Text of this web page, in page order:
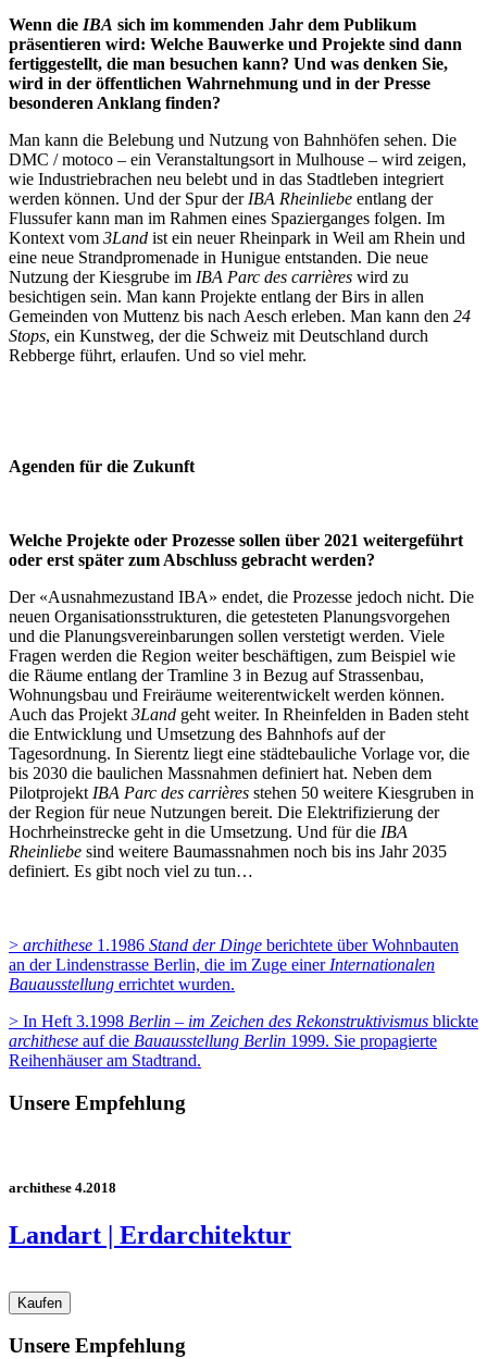
Wenn die IBA sich im kommenden Jahr dem Publikum
präsentieren wird: Welche Bauwerke und Projekte sind dann
fertiggestellt, die man besuchen kann? Und was denken Sie,
wird in der öffentlichen Wahrnehmung und in der Presse
besonderen Anklang finden?
Man kann die Belebung und Nutzung von Bahnhöfen sehen. Die
DMC / motoco – ein Veranstaltungsort in Mulhouse – wird zeigen,
wie Industriebrachen neu belebt und in das Stadtleben integriert
werden können. Und der Spur der IBA Rheinliebe entlang der
Flussufer kann man im Rahmen eines Spazierganges folgen. Im
Kontext vom 3Land ist ein neuer Rheinpark in Weil am Rhein und
eine neue Strandpromenade in Hunigue entstanden. Die neue
Nutzung der Kiesgrube im IBA Parc des carrières wird zu
besichtigen sein. Man kann Projekte entlang der Birs in allen
Gemeinden von Muttenz bis nach Aesch erleben. Man kann den 24
Stops, ein Kunstweg, der die Schweiz mit Deutschland durch
Rebberge führt, erlaufen. Und so viel mehr.
Agenden für die Zukunft
Welche Projekte oder Prozesse sollen über 2021 weitergeführt
oder erst später zum Abschluss gebracht werden?
Der «Ausnahmezustand IBA» endet, die Prozesse jedoch nicht. Die
neuen Organisationsstrukturen, die getesteten Planungsvorgehen
und die Planungsvereinbarungen sollen verstetigt werden. Viele
Fragen werden die Region weiter beschäftigen, zum Beispiel wie
die Räume entlang der Tramline 3 in Bezug auf Strassenbau,
Wohnungsbau und Freiräume weiterentwickelt werden können.
Auch das Projekt 3Land geht weiter. In Rheinfelden in Baden steht
die Entwicklung und Umsetzung des Bahnhofs auf der
Tagesordnung. In Sierentz liegt eine städtebauliche Vorlage vor, die
bis 2030 die baulichen Massnahmen definiert hat. Neben dem
Pilotprojekt IBA Parc des carrières stehen 50 weitere Kiesgruben in
der Region für neue Nutzungen bereit. Die Elektrifizierung der
Hochrheinstrecke geht in die Umsetzung. Und für die IBA
Rheinliebe sind weitere Baumassnahmen noch bis ins Jahr 2035
definiert. Es gibt noch viel zu tun…
> archithese 1.1986 Stand der Dinge berichtete über Wohnbauten
an der Lindenstrasse Berlin, die im Zuge einer Internationalen
Bauausstellung errichtet wurden.
> In Heft 3.1998 Berlin – im Zeichen des Rekonstruktivismus blickte
archithese auf die Bauausstellung Berlin 1999. Sie propagierte
Reihenhäuser am Stadtrand.
Unsere Empfehlung
archithese 4.2018
Landart | Erdarchitektur
Unsere Empfehlung